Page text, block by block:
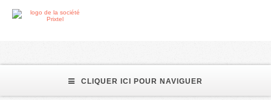
CLIQUER ICI POUR NAVIGUER